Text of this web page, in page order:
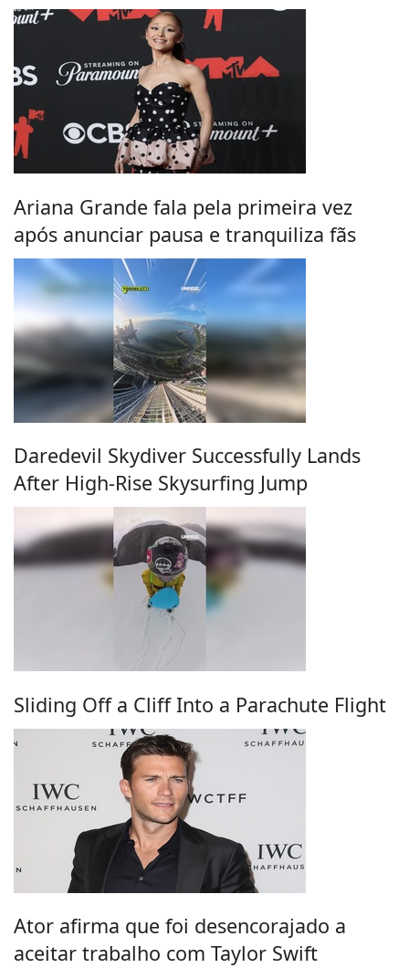
Ariana Grande fala pela primeira vez
após anunciar pausa e tranquiliza fãs
Daredevil Skydiver Successfully Lands
After High-Rise Skysurfing Jump
Sliding Off a Cliff Into a Parachute Flight
Ator afirma que foi desencorajado a
aceitar trabalho com Taylor Swift